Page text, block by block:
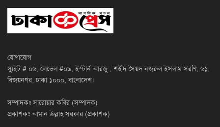
যোগাযোগ
স্যুইট # ০৬, লেভেল #০৯, ইস্টার্ন আরজু , শহীদ সৈয়দ নজরুল ইসলাম সরণি, ৬১,
বিজয়নগর, ঢাকা ১০০০, বাংলাদেশ।
সম্পাদকঃ সারোয়ার কবির (সম্পাদক)
প্রকাশকঃ আমান উল্লাহ সরকার (প্রকাশক)